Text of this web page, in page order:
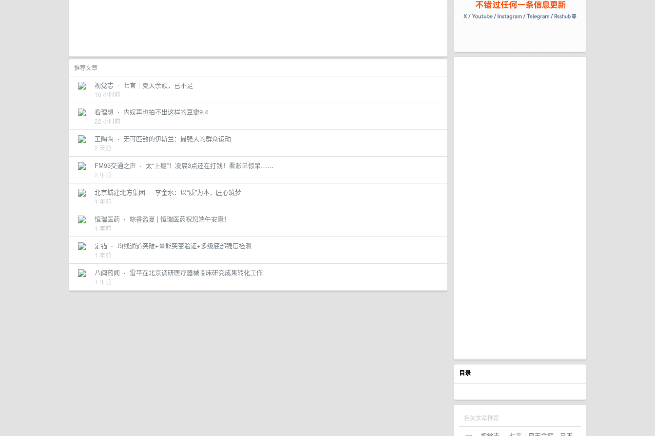
目录
相关文章推荐
推荐文章
视觉志 · 七言｜夏天余额，已不足
16 小时前
看理想 · 内娱再也拍不出这样的豆瓣9.4
22 小时前
王陶陶 · 无可匹敌的伊斯兰：最强大的群众运动
2 天前
FM93交通之声 · 太“上瘾”！凌晨3点还在打钱！看账单惊呆……
2 年前
北京城建北方集团 · 李金水：以“质”为本，匠心筑梦
1 年前
恒瑞医药 · 粽香盈夏 | 恒瑞医药祝您端午安康！
1 年前
定锚 · 均线通道突破+量能突变验证+多级底部强度检测
1 年前
八闽药闻 · 雷平在北京调研医疗器械临床研究成果转化工作
1 年前